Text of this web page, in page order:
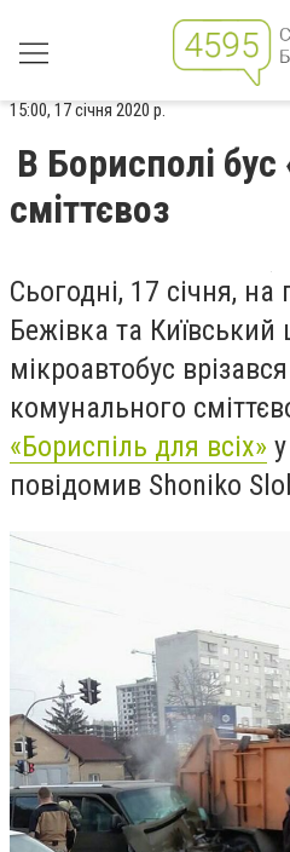
15:00, 17 січня 2020 р.
В Борисполі бус
сміттєвоз
Сьогодні, 17 січня, на
Бежівка та
мікроавтобус
комунального
«Бориспіль для всіх»
повідомив Shoniko